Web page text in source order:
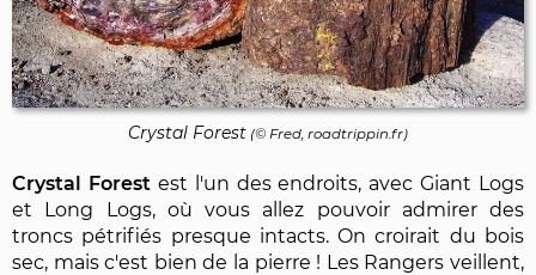
Crystal Forest (© Fred, roadtrippin.fr)
Crystal Forestest l'un des endroits, avec Giant Logs
et Long Logs, où vous allez pouvoir admirer des
troncs pétrifiés presque intacts. On croirait du bois
sec, mais c'est bien de la pierre ! Les Rangers veillent,